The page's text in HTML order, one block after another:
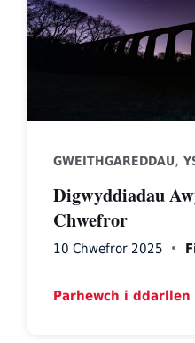
GWEITHGAREDDAU,
Digwyddiadau
Chwefror
10 Chwefror 2025
Parhewch i ddarllen